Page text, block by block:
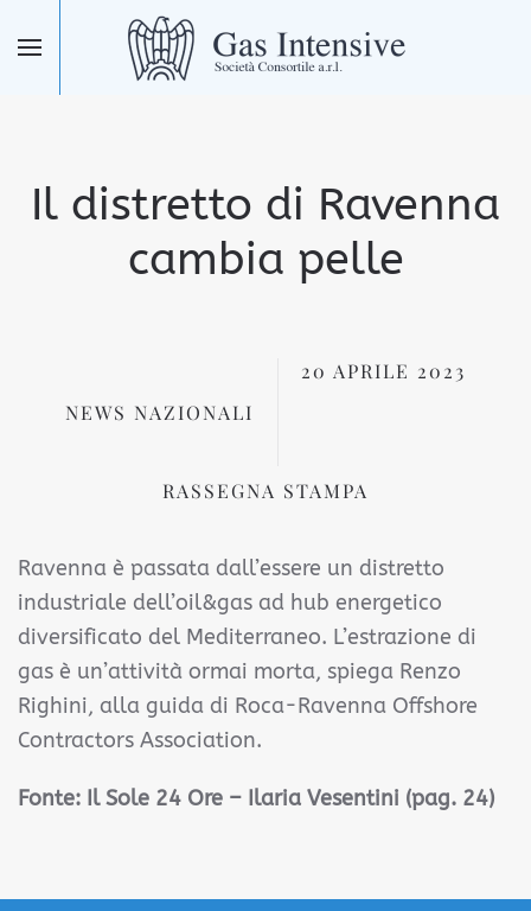
Skip to main content
Il distretto di Ravenna
cambia pelle
NEWS NAZIONALI
20 APRILE 2023
RASSEGNA STAMPA
Ravenna è passata dall’essere un distretto
industriale dell’oil&gas ad hub energetico
diversificato del Mediterraneo. L’estrazione di
gas è un’attività ormai morta, spiega Renzo
Righini, alla guida di Roca-Ravenna Offshore
Contractors Association.
Fonte: Il Sole 24 Ore – Ilaria Vesentini (pag. 24)